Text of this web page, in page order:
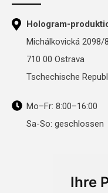
Ihre
Hologram-
Michálkovická 2098/
710 00 Ostrava
Tschechische
Mo–Fr: 8:00–16:00
Sa-So: geschlossen